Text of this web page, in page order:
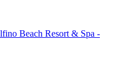
Beach Resort & Spa -